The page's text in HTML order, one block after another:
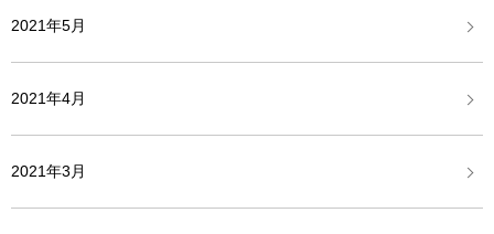
2021年5月
2021年4月
2021年3月